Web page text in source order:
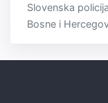
Slovenska
Bosne i